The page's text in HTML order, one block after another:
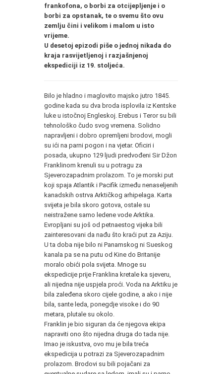
frankofona, o borbi za otcijepljenje i o
borbi za opstanak, te o svemu što ovu
zemlju čini i velikom i malom u isto
vrijeme.
U desetoj epizodi piše o jednoj nikada do
kraja rasvijetljenoj i razjašnjenoj
ekspediciji iz 19. stoljeća.
Bilo je hladno i maglovito majsko jutro 1845.
godine kada su dva broda isplovila iz Kentske
luke u istočnoj Engleskoj. Erebus i Teror su bili
tehnološko čudo svog vremena. Solidno
napravljeni i dobro opremljeni brodovi, mogli
su ići na parni pogon i na vjetar. Oficiri i
posada, ukupno 129 ljudi predvođeni Sir Džon
Franklinom krenuli su u potragu za
Sjeverozapadnim prolazom. To je morski put
koji spaja Atlantik i Pacifik između nenaseljenih
kanadskih ostrva Arktičkog arhipelaga. Karta
svijeta je bila skoro gotova, ostale su
neistražene samo ledene vode Arktika.
Evropljani su još od petnaestog vijeka bili
zainteresovani da nađu što kraći put za Aziju.
U ta doba nije bilo ni Panamskog ni Sueskog
kanala pa se na putu od Kine do Britanije
moralo obići pola svijeta. Mnoge su
ekspedicije prije Franklina kretale ka sjeveru,
ali nijedna nije uspjela proći. Voda na Arktiku je
bila zaleđena skoro cijele godine, a ako i nije
bila, sante leda, ponegdje visoke i do 90
metara, plutale su okolo.
Franklin je bio siguran da će njegova ekipa
napraviti ono što nijedna druga do tada nije.
Imao je iskustva, ovo mu je bila treća
ekspedicija u potrazi za Sjeverozapadnim
prolazom. Brodovi su bili pojačani za